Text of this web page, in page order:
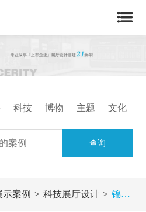
科技 博物 主题 文化
查询
示案例 科技展厅设计 锦翔盛展厅设计